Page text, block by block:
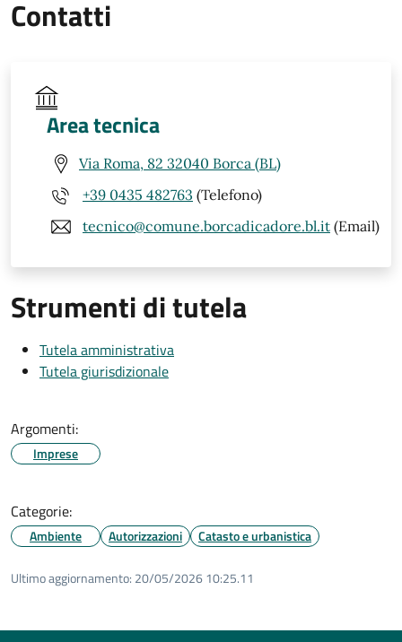
Contatti
Area tecnica
Via Roma, 82 32040 Borca (BL)
+39 0435 482763 (Telefono)
tecnico@comune.borcadicadore.bl.it (Email)
Strumenti di tutela
Tutela amministrativa
Tutela giurisdizionale
Argomenti:
Imprese
Categorie:
Ambiente Autorizzazioni Catasto e urbanistica
Ultimo aggiornamento: 20/05/2026 10:25.11